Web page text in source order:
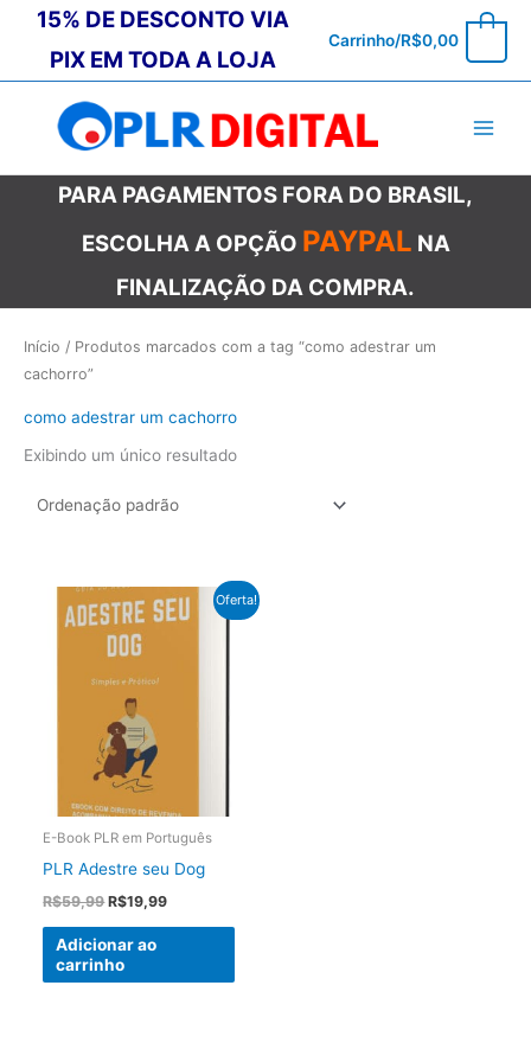
conteúdo
15% DE DESCONTO VIA
PIX EM TODA A LOJA
Carrinho/R$0,00
PARA PAGAMENTOS FORA DO BRASIL,
ESCOLHA A OPÇÃO PAYPAL NA
FINALIZAÇÃO DA COMPRA.
Início / Produtos marcados com a tag “como adestrar um
cachorro”
como adestrar um cachorro
Exibindo um único resultado
Oferta!
E-Book PLR em Português
PLR Adestre seu Dog
R$59,99O
original
era:
R$59,99.
R$19,99O
Adicionar ao
carrinho